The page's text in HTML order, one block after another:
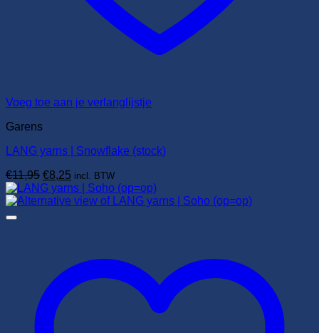
Voeg toe aan je verlanglijstje
Garens
LANG yarns | Snowflake (stock)
€11,95 Oorspronkelijke
prijs
was:
€8,25 Huidige
prijs
is:
incl. BTW